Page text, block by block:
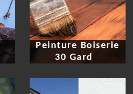
Peinture Boiserie
30 Gard